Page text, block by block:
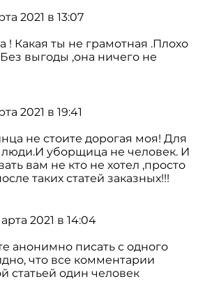
2021 в 13:07
! Какая ты не грамотная .Плохо
выгоды ,она ничего не
2021 в 19:41
не стоите дорогая моя! Для
уборщица не человек. И
вам не кто не хотел ,просто
таких статей заказных!!!
2021 в 14:04
анонимно писать с одного
что все комментарии
статьей один человек